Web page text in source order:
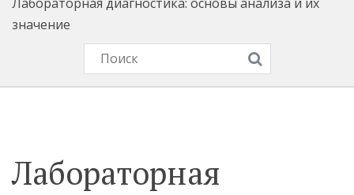
значение
Лабораторная